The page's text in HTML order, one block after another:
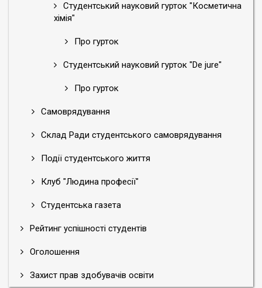
Студентський науковий гурток "Косметична
хімія"
Про гурток
Студентський науковий гурток "De jure"
Про гурток
Самоврядування
Склад Ради студентського самоврядування
Події студентського життя
Клуб "Людина професії"
Студентська газета
Рейтинг успішності студентів
Оголошення
Захист прав здобувачів освіти